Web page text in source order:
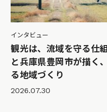
インタビュー
観光は、流域を守る仕
と兵庫県豊岡市が描く
る地域づくり
2026.07.30